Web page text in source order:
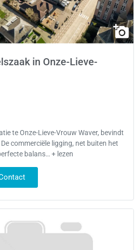
in Onze-Lieve-
te Onze-Lieve-Vrouw Waver, bevindt
commerciële ligging, net buiten het
balans… + lezen